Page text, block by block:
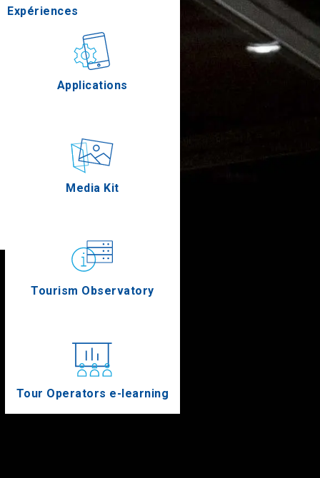
Gastronomie
Applications
Media Kit
Tourism Observatory
Tour Operators e-learning
Expériences